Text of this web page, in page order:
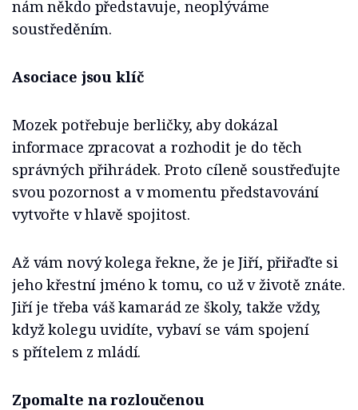
nám někdo představuje, neoplýváme
soustředěním.
Asociace jsou klíč
Mozek potřebuje berličky, aby dokázal
informace zpracovat a rozhodit je do těch
správných přihrádek. Proto cíleně soustřeďujte
svou pozornost a v momentu představování
vytvořte v hlavě spojitost.
Až vám nový kolega řekne, že je Jiří, přiřaďte si
jeho křestní jméno k tomu, co už v životě znáte.
Jiří je třeba váš kamarád ze školy, takže vždy,
když kolegu uvidíte, vybaví se vám spojení
s přítelem z mládí.
Zpomalte na rozloučenou